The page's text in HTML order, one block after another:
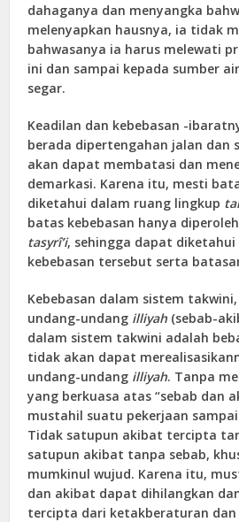
dahaganya dan menyangka
melenyapkan hausnya, ia tidak
bahwasanya ia harus melewati
ini dan sampai kepada sumber
segar.
Keadilan dan kebebasan -
berada dipertengahan jalan dan
akan dapat membatasi dan
demarkasi. Karena itu, mesti
diketahui dalam ruang lingkup
batas kebebasan hanya
tasyrî’i, sehingga dapat diketahui
kebebasan tersebut serta
Kebebasan dalam sistem
undang-undang illiyah (sebab-
dalam sistem takwini adalah
tidak akan dapat
undang-undang illiyah. Tanpa
yang berkuasa atas “sebab dan
mustahil suatu pekerjaan
Tidak satupun akibat tercipta
satupun akibat tanpa sebab,
mumkinul wujud. Karena itu,
dan akibat dapat dihilangkan
tercipta dari ketakberaturan dan